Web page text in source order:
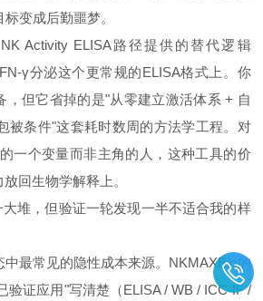
变成后勤噩梦。
Activity ELISA路径提供的替代逻辑
分泌这个更常规的ELISA格式上。你
，但它省掉的是"从零建立激活体系 + 自
被条件"这套耗时数周的方法学工程。对
一个变量而非主角的人，这种工具的价
回生物学解释上。
堆，但验证一轮发现一半不适合我的样
最常见的隐性成本来源。NKMAXBio的
验证应用"写清楚（ELISA / WB / ICC-IF /